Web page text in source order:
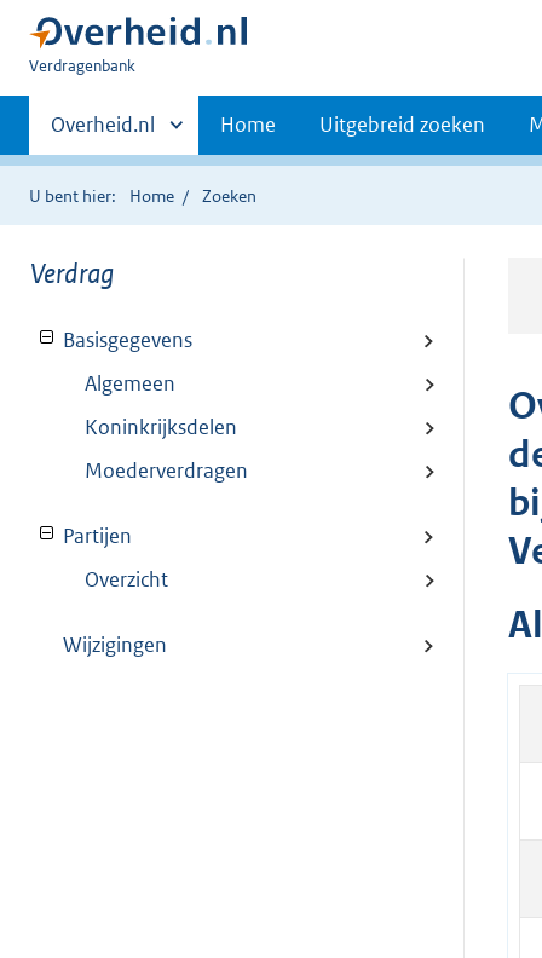
U
hier:
Verdragenbank
Primaire
navigatie
Andere
sites
binnen
Overheid.nl Home Uitgebreid zoeken
U bent hier: Home Zoeken
Verdrag
Basisgegevens
Algemeen
Koninkrijksdelen
Moederverdragen
Partijen
Overzicht
Wijzigingen